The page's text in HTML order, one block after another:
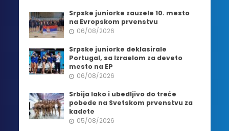
Srpske juniorke zauzele 10. mesto
na Evropskom prvenstvu
06/08/2026
Srpske juniorke deklasirale
Portugal, sa Izraelom za deveto
mesto na EP
06/08/2026
Srbija lako i ubedljivo do treće
pobede na Svetskom prvenstvu za
kadete
05/08/2026